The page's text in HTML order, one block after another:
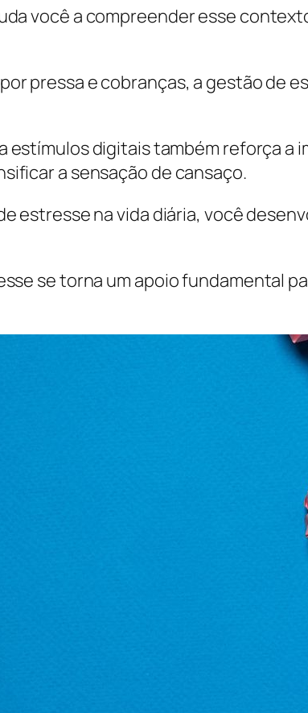
você a compreender esse
pressa e cobranças, a gestão de
estímulos digitais também reforça a
a sensação de cansaço.
estresse na vida diária, você
se torna um apoio fundamental